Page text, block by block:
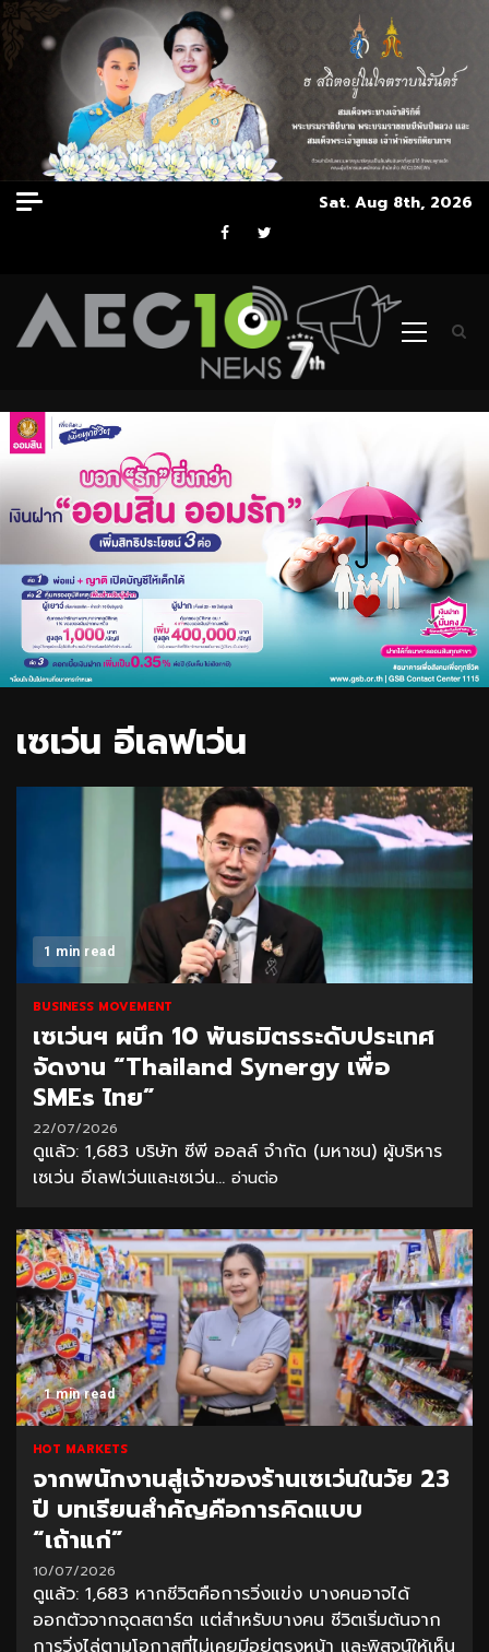
Skip
to
Sat. Aug 8th, 2026
Facebook
Twitter
Primary
เซเว่น อีเลฟเว่น
1 min read
BUSINESS MOVEMENT
เซเว่นฯ ผนึก 10 พันธมิตรระดับประเทศ
จัดงาน “Thailand Synergy เพื่อ
SMEs ไทย”
22/07/2026
ดูแล้ว: 1,683 บริษัท ซีพี ออลล์ จำกัด (มหาชน) ผู้บริหาร
เซเว่น อีเลฟเว่นและเซเว่น... อ่านต่อ
1 min read
HOT MARKETS
จากพนักงานสู่เจ้าของร้านเซเว่นในวัย 23
ปี บทเรียนสำคัญคือการคิดแบบ
“เถ้าแก่”
10/07/2026
ดูแล้ว: 1,683 หากชีวิตคือการวิ่งแข่ง บางคนอาจได้
ออกตัวจากจุดสตาร์ต แต่สำหรับบางคน ชีวิตเริ่มต้นจาก